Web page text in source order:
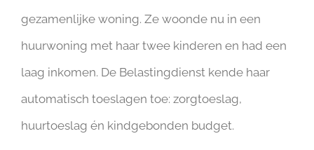
gezamenlijke woning. Ze woonde nu in een
huurwoning met haar twee kinderen en had een
laag inkomen. De Belastingdienst kende haar
automatisch toeslagen toe: zorgtoeslag,
huurtoeslag én kindgebonden budget.